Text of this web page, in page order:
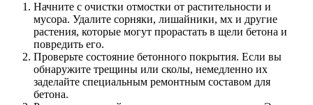
Начните с очистки отмостки от растительности и
мусора. Удалите сорняки, лишайники, мх и другие
растения, которые могут прорастать в щели бетона и
повредить его.
Проверьте состояние бетонного покрытия. Если вы
обнаружите трещины или сколы, немедленно их
заделайте специальным ремонтным составом для
бетона.